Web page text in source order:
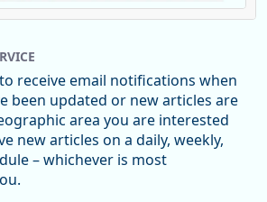
0 View on Bluesky
Department -
Research
suffered relatively sharp declines in
January 2019. Though there had been
through 2022, employment in the
declined by 13%.
receive email notifications when
been updated or new articles are
area you are interested
new articles on a daily, weekly,
– whichever is most